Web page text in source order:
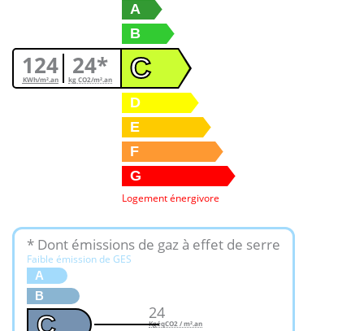
124
KWh/m².an 24*
kg CO2/m².an
A
B
C
D
E
F
G
Logement énergivore
* Dont émissions de gaz à effet de serre
Faible émission de GES
A
B
24
KgéqCO2 / m².an